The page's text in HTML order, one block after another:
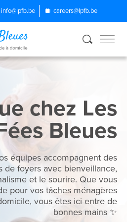
info@lpfb.be careers@lpfb.be
chez Les
Bleues
équipes accompagnent des
de foyers avec bienveillance,
et le sourire. Que vous
pour vos tâches ménagères
vous êtes ici entre de
bonnes mains ✨